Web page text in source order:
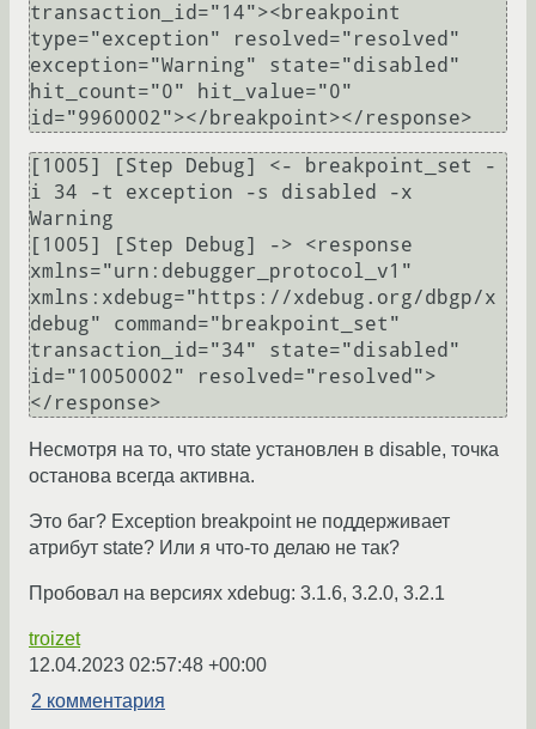
transaction_id="14"><breakpoint
type="exception" resolved="resolved"
exception="Warning" state="disabled"
hit_count="0" hit_value="0"
[1005] [Step Debug] <- breakpoint_set -
i 34 -t exception -s disabled -x
Warning
[1005] [Step Debug] -> <response
xmlns="urn:debugger_protocol_v1"
xmlns:xdebug="https://xdebug.org/dbgp/x
debug" command="breakpoint_set"
transaction_id="34" state="disabled"
id="10050002" resolved="resolved">
Несмотря на то, что state установлен в disable, точка
останова всегда активна.
Это баг? Exception breakpoint не поддерживает
атрибут state? Или я что-то делаю не так?
Пробовал на версиях xdebug: 3.1.6, 3.2.0, 3.2.1
troizet
12.04.2023 02:57:48 +00:00
2 комментария